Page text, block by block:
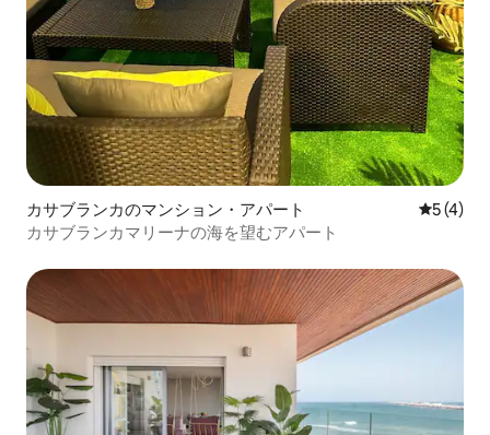
カサブランカのマンション・アパート レビュー
5 (4)
カサブランカマリーナの海を望むアパート